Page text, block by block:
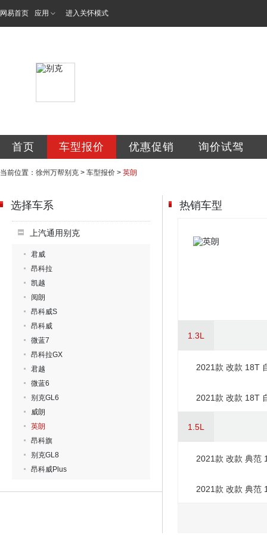
网易首页 应用 进入关怀模式
首页 车型报价 优惠促销 询价试驾
当前位置： 徐州万帮别克 > 车型报价 > 英朗
选择车系
上汽通用别克
君威
昂科拉
凯越
阅朗
昂科威S
昂科威
微蓝7
昂科拉GX
君越
微蓝6
别克GL6
威朗
英朗
昂科旗
别克GL8
昂科威Plus
热销车型
1.3L
2021款 改款 18T
2021款 改款 18T
1.5L
2021款 改款 典范
2021款 改款 典范